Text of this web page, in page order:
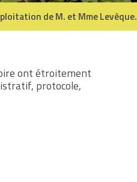
de M. et Mme Levêque.
ont étroitement
protocole,